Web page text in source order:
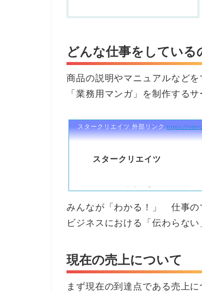
どんな仕事をしている
商品の説明やマニュアルなど
「業務用マンガ」を制作する
スタークリエイツ 外部リンク https://
スタークリエイツ
あなたのお仕事の「どうしても伝え
ュアルをワンストップで制作！
みんなが「わかる！」 仕事の
ビジネスにおける「伝わらな
現在の売上について
まず現在の到達点である売上に